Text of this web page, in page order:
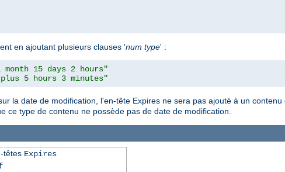
en ajoutant plusieurs clauses 'num type' :
15 days 2 hours"
5 hours 3 minutes"
la date de modification, l'en-tête Expires ne sera pas ajouté à un
ce type de contenu ne possède pas de date de modification.
têtes Expires